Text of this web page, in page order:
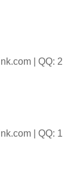
| QQ: 2
| QQ: 1